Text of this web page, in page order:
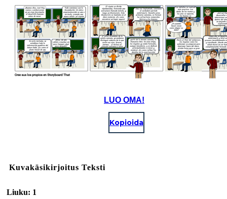
LUO OMA!
Kopioida
Kuvakäsikirjoitus Teksti
Liuku: 1